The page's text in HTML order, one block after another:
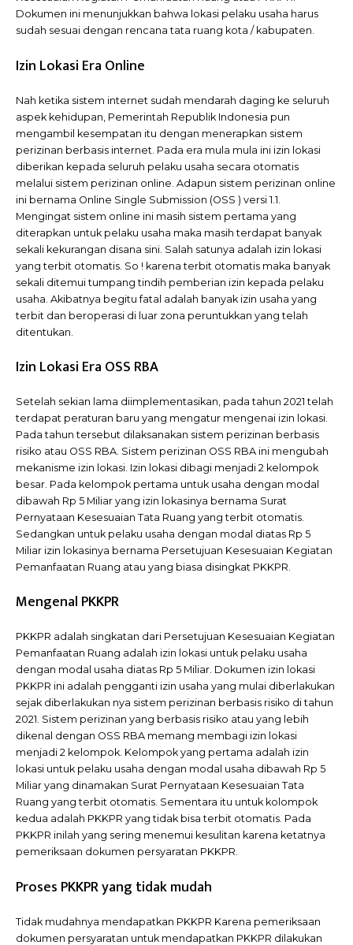
Dokumen ini menunjukkan bahwa lokasi pelaku usaha harus
sudah sesuai dengan rencana tata ruang kota / kabupaten.
Izin Lokasi Era Online
Nah ketika sistem internet sudah mendarah daging ke seluruh
aspek kehidupan, Pemerintah Republik Indonesia pun
mengambil kesempatan itu dengan menerapkan sistem
perizinan berbasis internet. Pada era mula mula ini izin lokasi
diberikan kepada seluruh pelaku usaha secara otomatis
melalui sistem perizinan online. Adapun sistem perizinan online
ini bernama Online Single Submission (OSS ) versi 1.1.
Mengingat sistem online ini masih sistem pertama yang
diterapkan untuk pelaku usaha maka masih terdapat banyak
sekali kekurangan disana sini. Salah satunya adalah izin lokasi
yang terbit otomatis. So ! karena terbit otomatis maka banyak
sekali ditemui tumpang tindih pemberian izin kepada pelaku
usaha. Akibatnya begitu fatal adalah banyak izin usaha yang
terbit dan beroperasi di luar zona peruntukkan yang telah
ditentukan.
Izin Lokasi Era OSS RBA
Setelah sekian lama diimplementasikan, pada tahun 2021 telah
terdapat peraturan baru yang mengatur mengenai izin lokasi.
Pada tahun tersebut dilaksanakan sistem perizinan berbasis
risiko atau OSS RBA. Sistem perizinan OSS RBA ini mengubah
mekanisme izin lokasi. Izin lokasi dibagi menjadi 2 kelompok
besar. Pada kelompok pertama untuk usaha dengan modal
dibawah Rp 5 Miliar yang izin lokasinya bernama Surat
Pernyataan Kesesuaian Tata Ruang yang terbit otomatis.
Sedangkan untuk pelaku usaha dengan modal diatas Rp 5
Miliar izin lokasinya bernama Persetujuan Kesesuaian Kegiatan
Pemanfaatan Ruang atau yang biasa disingkat PKKPR.
Mengenal PKKPR
PKKPR adalah singkatan dari Persetujuan Kesesuaian Kegiatan
Pemanfaatan Ruang adalah izin lokasi untuk pelaku usaha
dengan modal usaha diatas Rp 5 Miliar. Dokumen izin lokasi
PKKPR ini adalah pengganti izin usaha yang mulai diberlakukan
sejak diberlakukan nya sistem perizinan berbasis risiko di tahun
2021. Sistem perizinan yang berbasis risiko atau yang lebih
dikenal dengan OSS RBA memang membagi izin lokasi
menjadi 2 kelompok. Kelompok yang pertama adalah izin
lokasi untuk pelaku usaha dengan modal usaha dibawah Rp 5
Miliar yang dinamakan Surat Pernyataan Kesesuaian Tata
Ruang yang terbit otomatis. Sementara itu untuk kolompok
kedua adalah PKKPR yang tidak bisa terbit otomatis. Pada
PKKPR inilah yang sering menemui kesulitan karena ketatnya
pemeriksaan dokumen persyaratan PKKPR.
Proses PKKPR yang tidak mudah
Tidak mudahnya mendapatkan PKKPR Karena pemeriksaan
dokumen persyaratan untuk mendapatkan PKKPR dilakukan